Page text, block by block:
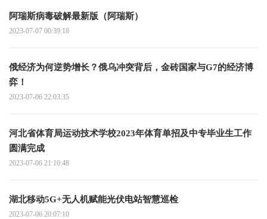
阿瑞斯病毒破解最新版（阿瑞斯）
2023-07-07 00:39:18
俄经济为何逆势增长？俄乌冲突背后，金砖国家与G7的经济博
弈！
2023-07-06 22:03:35
河北省体育局运动技术学校2023年体育单招及中专毕业生工作
圆满完成
2023-07-06 21:10:48
湖北移动5G+无人机赋能光伏电站智慧巡检
2023-07-06 20:07:10